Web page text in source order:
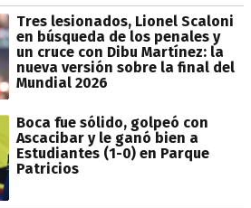
Tres lesionados, Lionel Scaloni
en búsqueda de los penales y
un cruce con Dibu Martínez: la
nueva versión sobre la final del
Mundial 2026
Boca fue sólido, golpeó con
Ascacibar y le ganó bien a
Estudiantes (1-0) en Parque
Patricios